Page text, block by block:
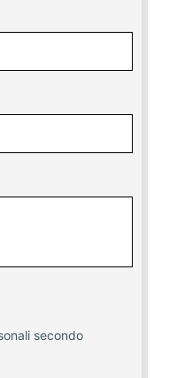
secondo